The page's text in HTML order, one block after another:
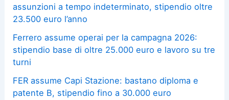
assunzioni a tempo indeterminato, stipendio oltre
23.500 euro l’anno
Ferrero assume operai per la campagna 2026:
stipendio base di oltre 25.000 euro e lavoro su tre
turni
FER assume Capi Stazione: bastano diploma e
patente B, stipendio fino a 30.000 euro